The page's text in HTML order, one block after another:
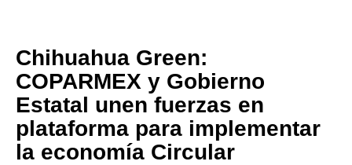
Chihuahua Green:
COPARMEX y Gobierno
Estatal unen fuerzas en
plataforma para implementar
la economía Circular